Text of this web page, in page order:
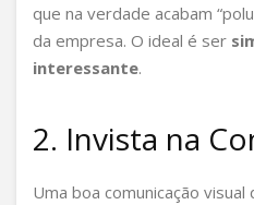
que na verdade acabam
da empresa. O ideal é ser
interessante.
2. Invista na
Uma boa comunicação visual